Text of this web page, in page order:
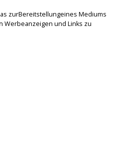
zurBereitstellungeines Mediums
und Links zu